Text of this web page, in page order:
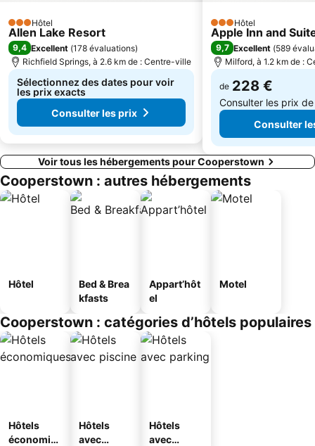
3 Étoiles
Hôtel
Allen Lake Resort
9,4 Excellent (178 évaluations)
Richfield Springs, à 2.6 km de : Centre-ville
Sélectionnez des dates pour voir
les prix exacts
Consulter les prix
3 Étoiles
Hôtel
Apple Inn and
9,7 Excellent (589
Milford, à 1.2 km de :
de 228 €
Consulter les prix
Consulter
Voir tous les hébergements pour Cooperstown
Cooperstown : autres hébergements
Hôtel
Bed & Brea
kfasts
Appart’hôt
el
Motel
Cooperstown : catégories d’hôtels populaires
Hôtels
économiq
Hôtels
avec
Hôtels
avec